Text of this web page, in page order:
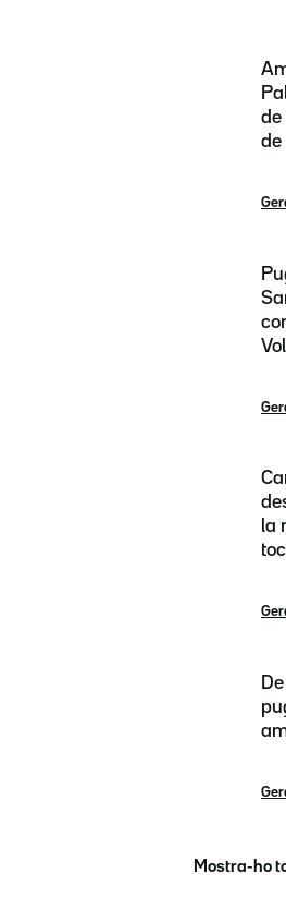
de
de
la
Mostra-ho